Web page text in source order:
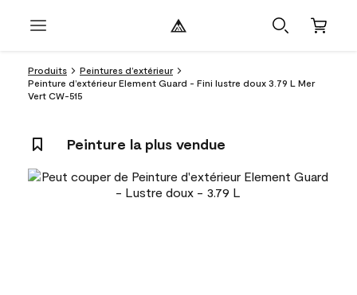
Produits
Peintures d’extérieur
Peinture d’extérieur Element Guard - Fini lustre doux 3.79 L Mer
Vert CW-515
Peinture la plus vendue